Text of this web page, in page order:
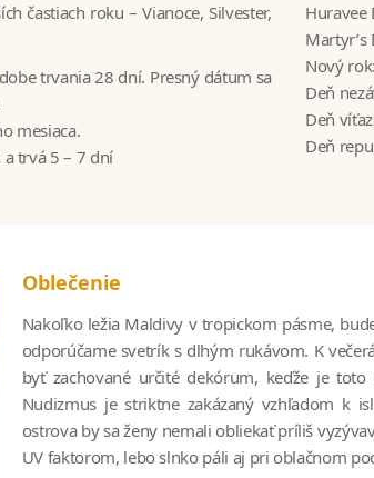
častiach roku – Vianoce, Silvester,
trvania 28 dní. Presný dátum sa
mesiaca.
trvá 5 – 7 dní
Huravee
Martyr’s
Nový
Deň
Deň
Deň
Oblečenie
Nakoľko ležia Maldivy v tropickom pásme,
odporúčame svetrík s dlhým rukávom. K
byť zachované určité dekórum, keďže je
Nudizmus je striktne zakázaný vzhľadom k
ostrova by sa ženy nemali obliekať príliš
UV faktorom, lebo slnko páli aj pri oblačnom